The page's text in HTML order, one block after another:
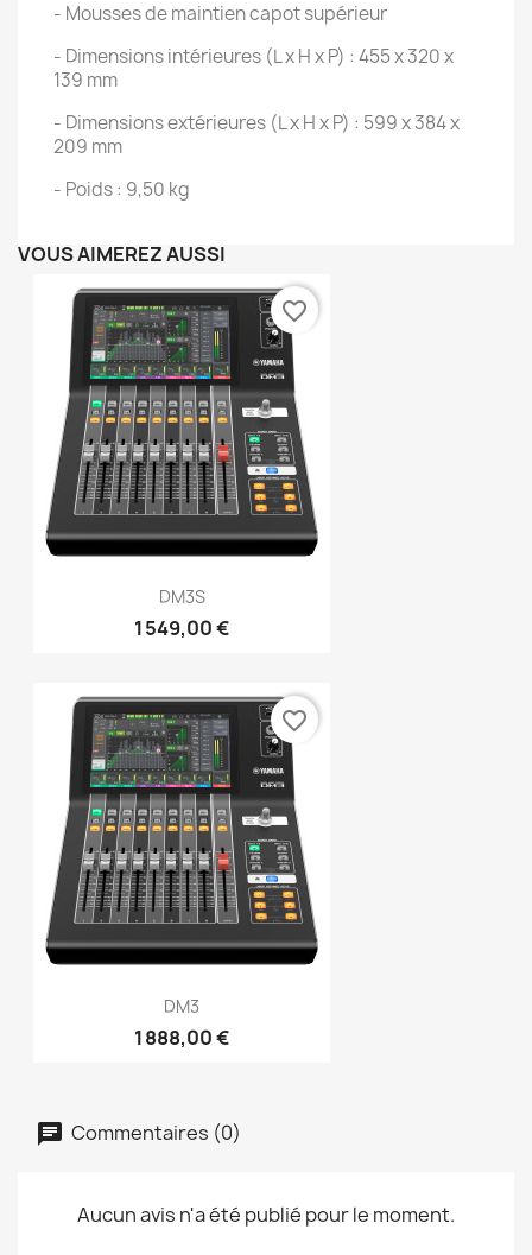
- Mousses de maintien capot supérieur
- Dimensions intérieures (L x H x P) : 455 x 320 x
139 mm
- Dimensions extérieures (L x H x P) : 599 x 384 x
209 mm
- Poids : 9,50 kg
VOUS AIMEREZ AUSSI
DM3S
1 549,00 €
favorite_border
DM3
1 888,00 €
favorite_border
Commentaires (0)
Aucun avis n'a été publié pour le moment.